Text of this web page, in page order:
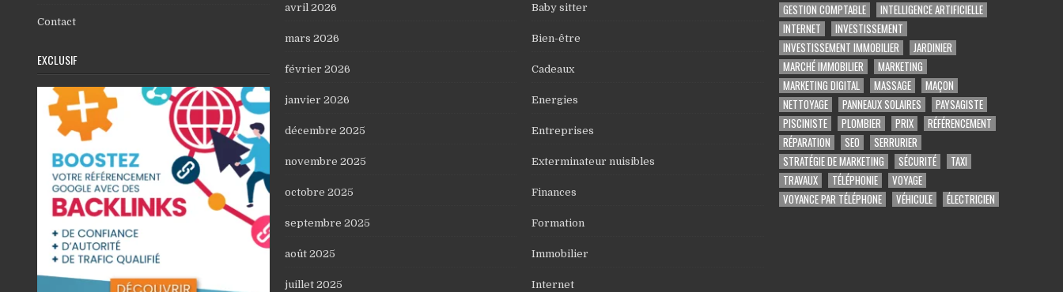
Contact
EXCLUSIF
avril 2026
mars 2026
février 2026
janvier 2026
décembre 2025
novembre 2025
octobre 2025
septembre 2025
août 2025
juillet 2025
Baby sitter
Bien-être
Cadeaux
Energies
Entreprises
Exterminateur nuisibles
Finances
Formation
Immobilier
Internet
GESTION COMPTABLE
INTELLIGENCE ARTIFICIELLE
INTERNET
INVESTISSEMENT
INVESTISSEMENT IMMOBILIER
JARDINIER
MARCHÉ IMMOBILIER
MARKETING
MARKETING DIGITAL
MASSAGE
MAÇON
NETTOYAGE
PANNEAUX SOLAIRES
PAYSAGISTE
PISCINISTE
PLOMBIER PRIX
RÉFÉRENCEMENT
RÉPARATION
SEO
SERRURIER
STRATÉGIE DE MARKETING
SÉCURITÉ
TAXI
TRAVAUX
TÉLÉPHONIE
VOYAGE
VOYANCE PAR TÉLÉPHONE
VÉHICULE ÉLECTRICIEN